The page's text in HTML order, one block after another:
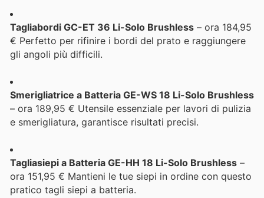
Tagliabordi GC-ET 36 Li-Solo Brushless – ora 184,95
€ Perfetto per rifinire i bordi del prato e raggiungere
gli angoli più difficili.
Smerigliatrice a Batteria GE-WS 18 Li-Solo Brushless
– ora 189,95 € Utensile essenziale per lavori di pulizia
e smerigliatura, garantisce risultati precisi.
Tagliasiepi a Batteria GE-HH 18 Li-Solo Brushless –
ora 151,95 € Mantieni le tue siepi in ordine con questo
pratico tagli siepi a batteria.